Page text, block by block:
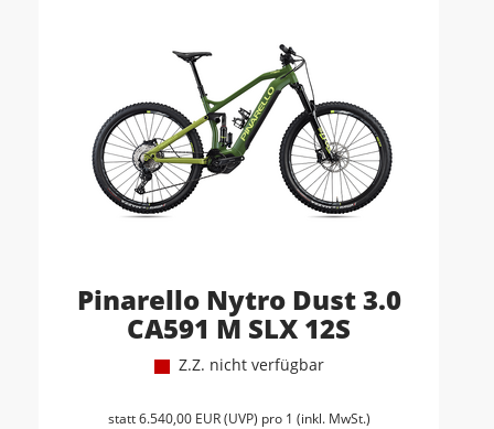
Pinarello Nytro Dust 3.0
CA591 M SLX 12S
Z.Z. nicht verfügbar
statt6.540,00 EUR(UVP) pro 1 (inkl. MwSt.)